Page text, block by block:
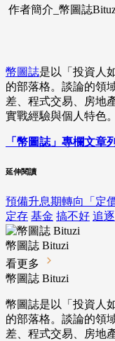
作者簡介_幣圖誌
幣圖誌是以「投資人
的部落格。談論的領
差、程式交易、房地
實戰經驗與個人特色。
「幣圖誌」專欄文章
延伸閱讀
預備升息期轉向「定
定存 基金 搞不好 追逐
幣圖誌 Bituzi
看更多
幣圖誌 Bituzi
幣圖誌是以「投資人
的部落格。談論的領
差、程式交易、房地